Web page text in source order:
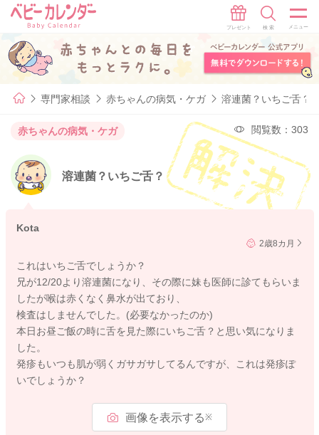
専門家相談 赤ちゃんの病気・ケガ 溶連菌？いちご舌？
赤ちゃんの病気・ケガ 閲覧数：303
溶連菌？いちご舌？
Kota
2歳8カ月
これはいちご舌でしょうか？
兄が12/20より溶連菌になり、その際に妹も医師に診てもらいま
したが喉は赤くなく鼻水が出ており、
検査はしませんでした。(必要なかったのか)
本日お昼ご飯の時に舌を見た際にいちご舌？と思い気になりま
した。
発疹もいつも肌が弱くガサガサしてるんですが、これは発疹ぽ
いでしょうか？
画像を表示する※